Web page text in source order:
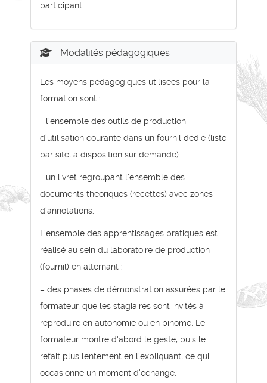
participant.
Modalités pédagogiques
Les moyens pédagogiques utilisées pour la
formation sont :
- l'ensemble des outils de production
d'utilisation courante dans un fournil dédié (liste
par site, à disposition sur demande)
- un livret regroupant l'ensemble des
documents théoriques (recettes) avec zones
d'annotations.
L'ensemble des apprentissages pratiques est
réalisé au sein du laboratoire de production
(fournil) en alternant :
– des phases de démonstration assurées par le
formateur, que les stagiaires sont invités à
reproduire en autonomie ou en binôme, Le
formateur montre d'abord le geste, puis le
refait plus lentement en l'expliquant, ce qui
occasionne un moment d'échange.